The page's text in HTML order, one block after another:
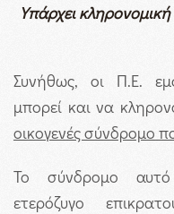
Υπάρχει
Συνήθως, οι Π.Ε.
μπορεί και να
οικογενές σύνδρομο
Το σύνδρομο
ετερόζυγο